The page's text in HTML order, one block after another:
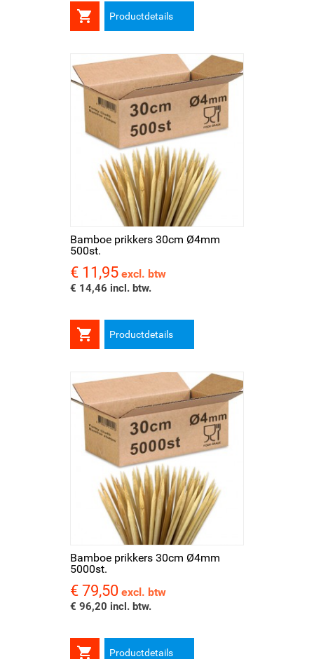
 Productdetails
Bamboe prikkers 30cm Ø4mm
500st.
Prijs
€ 11,95 excl. btw
€ 14,46 incl. btw.
 Productdetails
Bamboe prikkers 30cm Ø4mm
5000st.
Prijs
€ 79,50 excl. btw
€ 96,20 incl. btw.
 Productdetails